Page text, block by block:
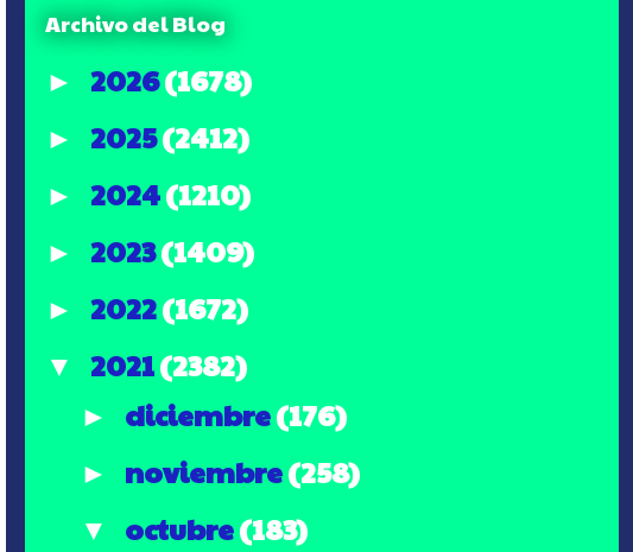
Archivo del Blog
► 2026(1678)
► 2025(2412)
► 2024(1210)
► 2023(1409)
► 2022(1672)
▼ 2021(2382)
► diciembre(176)
► noviembre(258)
▼ octubre(183)